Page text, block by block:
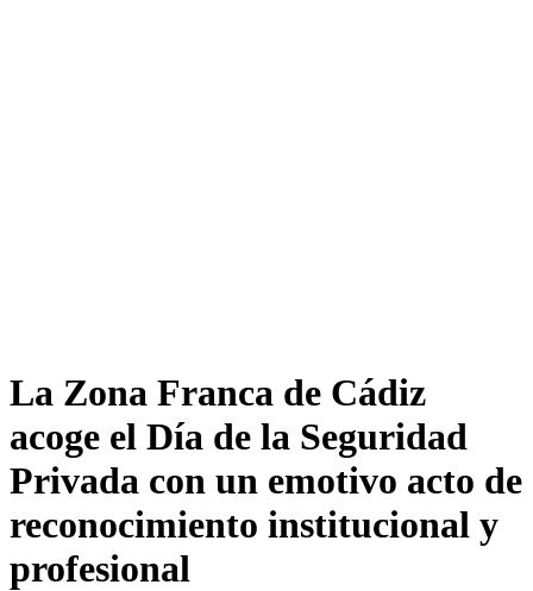
La Zona Franca de Cádiz
acoge el Día de la Seguridad
Privada con un emotivo acto de
reconocimiento institucional y
profesional